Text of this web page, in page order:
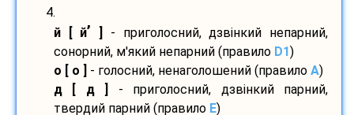
4.
й [ й’
- приголосний, дзвінкий непарний,
сонорний, м'який непарний (правило D1)
о [ о ]
- голосний, ненаголошений (правило A)
д [ д ]
- приголосний, дзвінкий парний,
твердий парний (правило E)